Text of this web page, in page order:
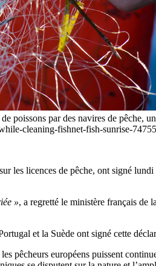
poissons par des navires de pêche,
cleaning-fishnet-fish-sunrise-
les licences de pêche, ont signé
», a regretté le ministère français de
et la Suède ont signé cette
pêcheurs européens puissent